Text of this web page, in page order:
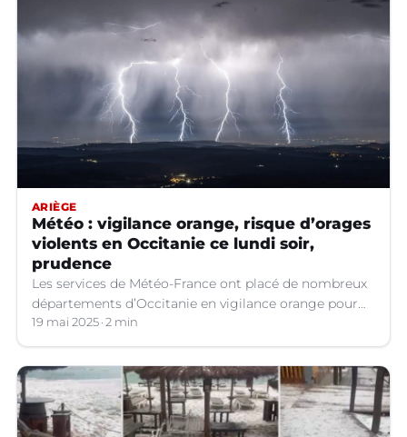
ARIÈGE
Météo : vigilance orange, risque d’orages
violents en Occitanie ce lundi soir,
prudence
Les services de Météo-France ont placé de nombreux
départements d’Occitanie en vigilance orange pour
les orages violents.
19 mai 2025 2 min